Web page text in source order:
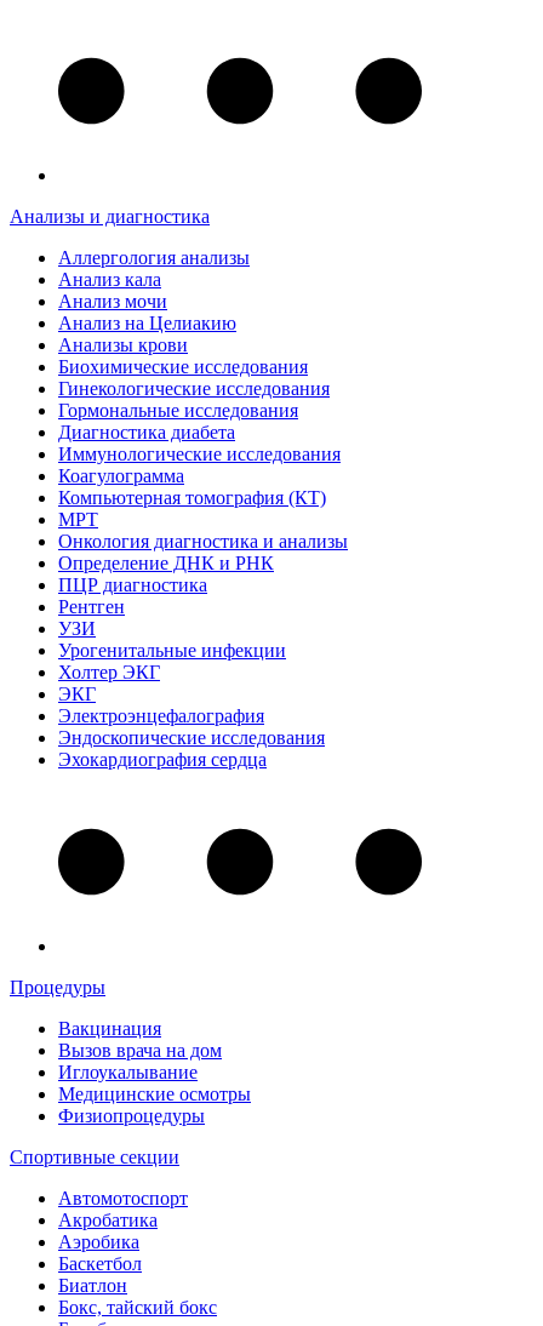
Анализы и диагностика
Аллергология анализы
Анализ кала
Анализ мочи
Анализ на Целиакию
Анализы крови
Биохимические исследования
Гинекологические исследования
Гормональные исследования
Диагностика диабета
Иммунологические исследования
Коагулограмма
Компьютерная томография (КТ)
МРТ
Онкология диагностика и анализы
Определение ДНК и РНК
ПЦР диагностика
Рентген
УЗИ
Урогенитальные инфекции
Холтер ЭКГ
ЭКГ
Электроэнцефалография
Эндоскопические исследования
Эхокардиография сердца
Процедуры
Вакцинация
Вызов врача на дом
Иглоукалывание
Медицинские осмотры
Физиопроцедуры
Спортивные секции
Автомотоспорт
Акробатика
Аэробика
Баскетбол
Биатлон
Бокс, тайский бокс